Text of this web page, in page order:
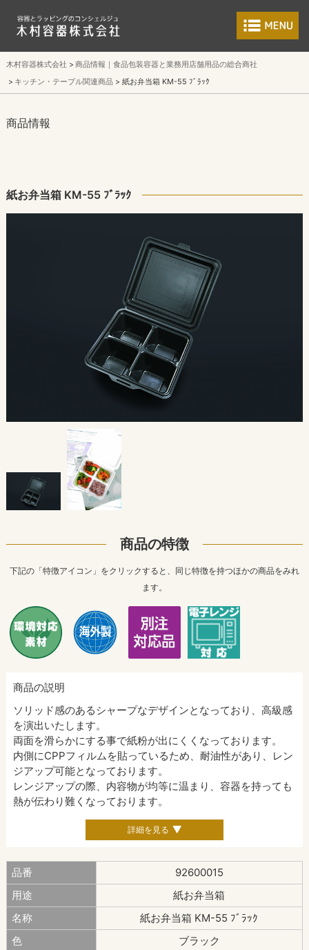
食品包装容器と
木村容器株式会社
商品情報｜食品包装容器と業務用店舗用品の総合商社
キッチン・テーブル関連商品
紙お弁当箱 KM-55 ﾌﾞﾗｯｸ
商品情報
紙お弁当箱 KM-55 ﾌﾞﾗｯｸ
商品の特徴
下記の「特徴アイコン」をクリックすると、同じ特徴を持つほかの商品をみれ
ます。
商品の説明
ソリッド感のあるシャープなデザインとなっており、高級感
を演出いたします。
両面を滑らかにする事で紙粉が出にくくなっております。
内側にCPPフィルムを貼っているため、耐油性があり、レン
ジアップ可能となっております。
レンジアップの際、内容物が均等に温まり、容器を持っても
熱が伝わり難くなっております。
詳細を見る
品番
92600015
用途
紙お弁当箱
名称
紙お弁当箱 KM-55 ﾌﾞﾗｯｸ
色
ブラック